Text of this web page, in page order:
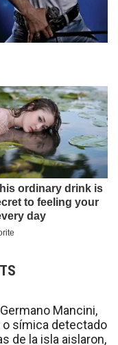
Mancini,
o símica detectado
de la isla aislaron,